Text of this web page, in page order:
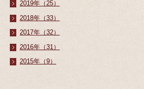
2019年（25）
2018年（33）
2017年（32）
2016年（31）
2015年（9）